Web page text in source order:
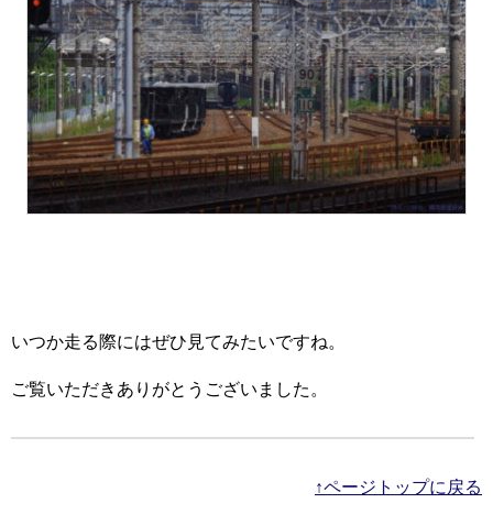
いつか走る際にはぜひ見てみたいですね。
ご覧いただきありがとうございました。
↑ページトップに戻る